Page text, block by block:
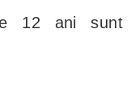
12 ani sunt